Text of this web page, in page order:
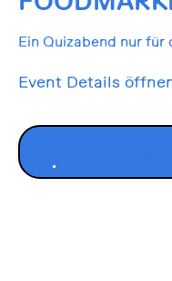
Ein Quizabend nur für
Event Details